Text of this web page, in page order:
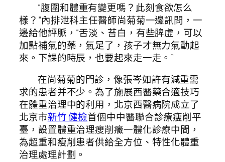
“腹圍和體重有變更嗎？此刻食欲怎么
樣？”內排泄科主任醫師尚菊菊一邊訊問，一
邊給他評脈，“舌淡、苔白，有些脾虛，可以
加點補氣的藥，氣足了，孩子才無力氣動起
來。下課的時辰，也要起來走一走。”
在尚菊菊的門診，像張岑如許有減重需
求的患者并不少。為了施展西醫藥合適技巧
在體重治理中的利用，北京西醫病院成立了
北京市新竹 健檢首個中中醫聯合診療瘦削平
臺，設置體重治理瘦削癥一體化診療中間，
為超重和瘦削患者供給全方位、特性化體重
治理處理計劃。